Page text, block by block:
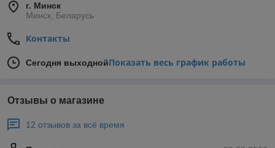
г. Минск
Минск, Беларусь
Контакты
Сегодня выходнойПоказать весь график работы
Отзывы о магазине
12 отзывов за всё время